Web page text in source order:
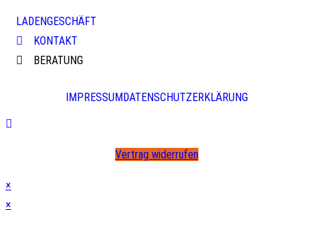
LADENGESCHÄFT
KONTAKT
BERATUNG
IMPRESSUM DATENSCHUTZERKLÄRUNG
Vertrag widerrufen
×
×